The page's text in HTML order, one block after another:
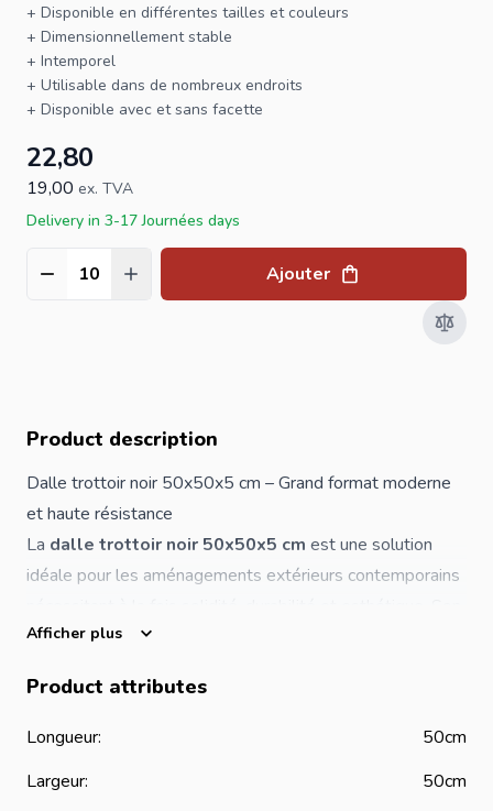
+ Disponible en différentes tailles et couleurs
+ Dimensionnellement stable
+ Intemporel
+ Utilisable dans de nombreux endroits
+ Disponible avec et sans facette
22,80
19,00 ex. TVA
Delivery in 3-17 Journées days
Quantité Ajouter
Product description
Dalle trottoir noir 50x50x5 cm – Grand format moderne
et haute résistance
La dalle trottoir noir 50x50x5 cm est une solution
idéale pour les aménagements extérieurs contemporains
grand format carré permet de créer des surfaces
Grâce à son épaisseur de 5 cm, cette dalle est
parfaitement adaptée aux zones à fort passage comme
aménagements paysagers modernes.
Afficher plus
Product attributes
Longueur:
50cm
Largeur:
50cm